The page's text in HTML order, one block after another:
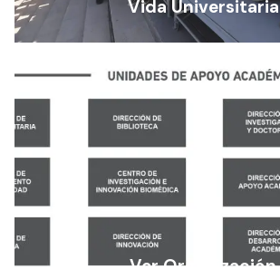
Vida Universitaria
Ver Organización